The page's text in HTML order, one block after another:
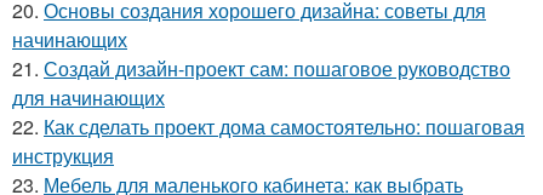
20. Основы создания хорошего дизайна: советы для
начинающих
21. Создай дизайн-проект сам: пошаговое руководство
для начинающих
22. Как сделать проект дома самостоятельно: пошаговая
инструкция
23. Мебель для маленького кабинета: как выбрать